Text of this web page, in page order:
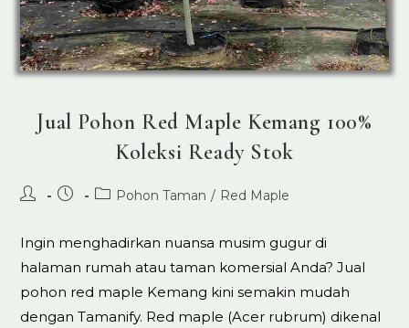
Jual Pohon Red Maple Kemang 100%
Koleksi Ready Stok
Post Post PostPohon Taman / Red Maple
Ingin menghadirkan nuansa musim gugur di
halaman rumah atau taman komersial Anda? Jual
pohon red maple Kemang kini semakin mudah
dengan Tamanify. Red maple (Acer rubrum) dikenal